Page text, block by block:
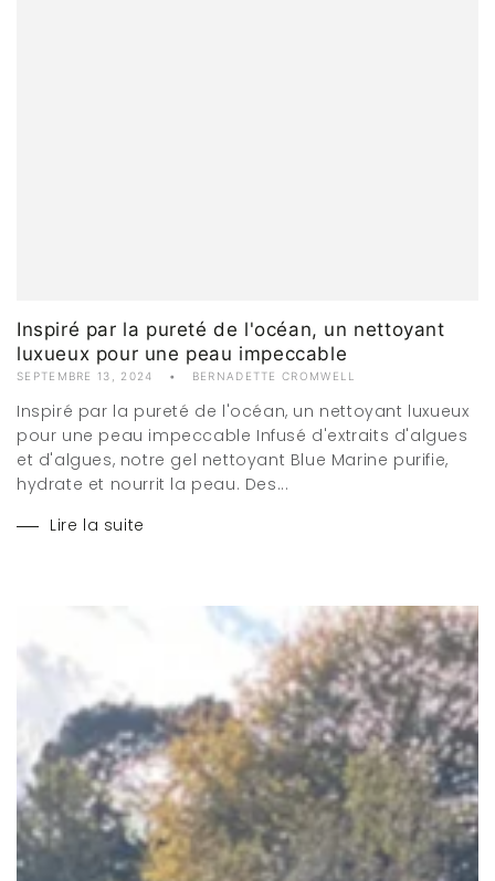
Inspiré par la pureté de l'océan, un nettoyant
luxueux pour une peau impeccable
SEPTEMBRE 13, 2024 BERNADETTE CROMWELL
Inspiré par la pureté de l'océan, un nettoyant luxueux
pour une peau impeccable Infusé d'extraits d'algues
et d'algues, notre gel nettoyant Blue Marine purifie,
hydrate et nourrit la peau. Des...
Lire la suite